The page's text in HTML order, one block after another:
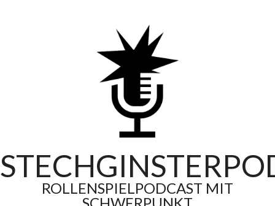
ROLLENSPIELPODCAST MIT